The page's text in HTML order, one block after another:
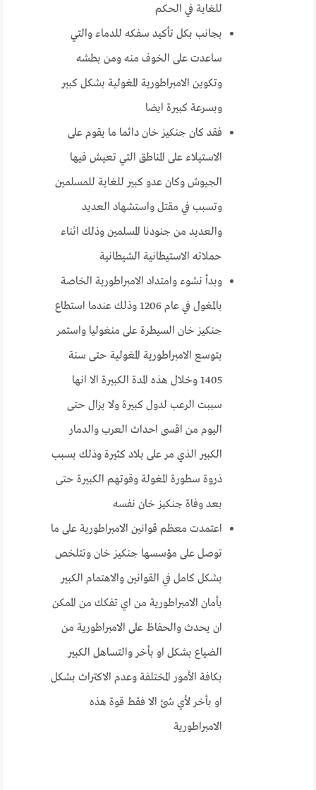
للغاية في الحكم
بجانب بكل تأكيد سفكه للدماء والتي
ساعدت على الخوف منه ومن بطشه
وتكوين الامبراطورية المغولية بشكل كبير
وبسرعة كبيرة ايضا
فقد كان جنكيز خان دائما ما يقوم على
الاستيلاء على المناطق التي تعيش فيها
الجيوش وكان عدو كبير للغاية للمسلمين
وتسبب في مقتل واستشهاد العديد
والعديد من جنودنا المسلمين وذلك اثناء
حملاته الاستيطانية الشيطانية
وبدأ نشوء وامتداد الامبراطورية الخاصة
بالمغول في عام 1206 وذلك عندما استطاع
جنكيز خان السيطرة على منغوليا واستمر
بتوسع الامبراطورية المغولية حتى سنة
1405 وخلال هذه المدة الكبيرة الا انها
سببت الرعب لدول كبيرة ولا يزال حتى
اليوم من اقسى احداث العرب والدمار
الكبير الذي مر على بلاد كثيرة وذلك بسبب
ذروة سطورة المغولة وقوتهم الكبيرة حتى
بعد وفاة جنكيز خان نفسه
اعتمدت معظم قوانين الامبراطورية على ما
توصل على مؤسسها جنكيز خان وتتلخص
بشكل كامل في القوانين والاهتمام الكبير
بأمان الامبراطورية من اي تفكك من الممكن
ان يحدث والحفاظ على الامبراطورية من
الضياع بشكل او بأخر والتساهل الكبير
بكافة الأمور المختلفة وعدم الاكتراث بشكل
او بأخر لأي شئ الا فقط قوة هذه
الامبراطورية